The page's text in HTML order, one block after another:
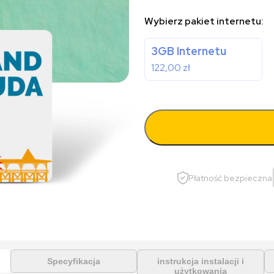
Wybierz pakiet internetu:
3GB Internetu
122,00 zł
Płatność bezpieczna
Specyfikacja
instrukcja instalacji i
użytkowania